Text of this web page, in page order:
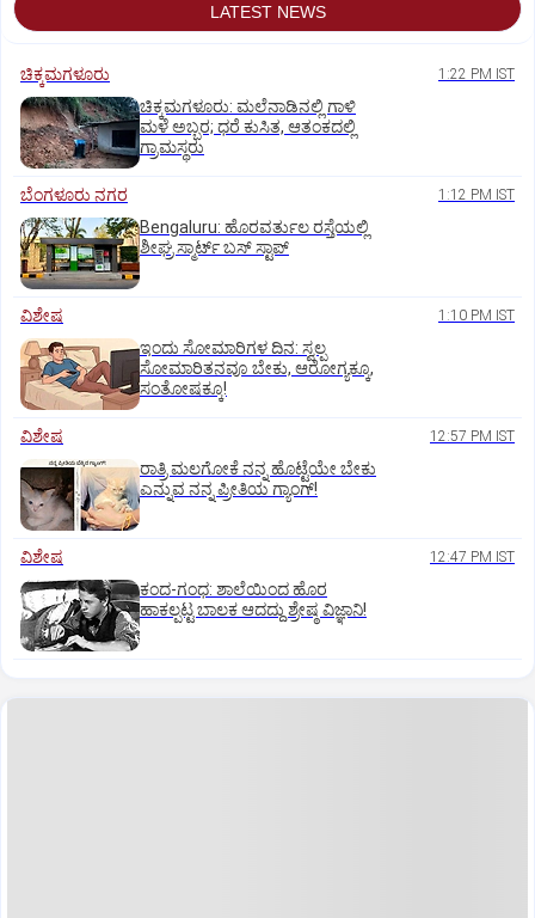
LATEST NEWS
ಚಿಕ್ಕಮಗಳೂರು 1:22 PM IST
ಚಿಕ್ಕಮಗಳೂರು: ಮಲೆನಾಡಿನಲ್ಲಿ ಗಾಳಿ
ಮಳೆ ಅಬ್ಬರ; ಧರೆ ಕುಸಿತ, ಆತಂಕದಲ್ಲಿ
ಗ್ರಾಮಸ್ಥರು
ಬೆಂಗಳೂರು ನಗರ 1:12 PM IST
Bengaluru: ಹೊರವರ್ತುಲ ರಸ್ತೆಯಲ್ಲಿ
ಶೀಘ್ರ ಸ್ಮಾರ್ಟ್‌ ಬಸ್‌ ಸ್ಟಾಪ್‌
ವಿಶೇಷ 1:10 PM IST
ಇಂದು ಸೋಮಾರಿಗಳ ದಿನ: ಸ್ವಲ್ಪ
ಸೋಮಾರಿತನವೂ ಬೇಕು, ಆರೋಗ್ಯಕ್ಕೂ,
ಸಂತೋಷಕ್ಕೂ!
ವಿಶೇಷ 12:57 PM IST
ರಾತ್ರಿ ಮಲಗೋಕೆ ನನ್ನ ಹೊಟ್ಟೆಯೇ ಬೇಕು
ಎನ್ನುವ ನನ್ನ ಪ್ರೀತಿಯ ಗ್ಯಾಂಗ್!
ವಿಶೇಷ 12:47 PM IST
ಕಂದ-ಗಂಧ: ಶಾಲೆಯಿಂದ ಹೊರ
ಹಾಕಲ್ಪಟ್ಟ ಬಾಲಕ ಆದದ್ದು ಶ್ರೇಷ್ಠ ವಿಜ್ಞಾನಿ!